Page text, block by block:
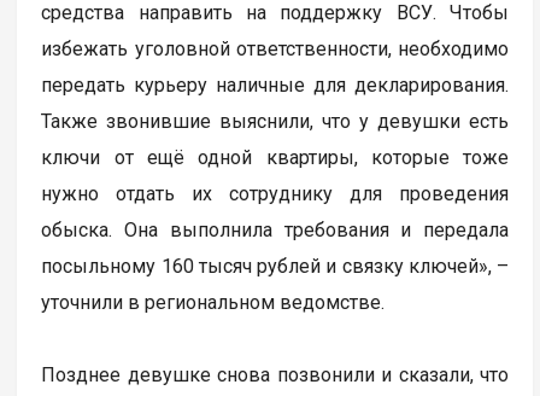
средства направить на поддержку ВСУ. Чтобы
избежать уголовной ответственности, необходимо
передать курьеру наличные для декларирования.
Также звонившие выяснили, что у девушки есть
ключи от ещё одной квартиры, которые тоже
нужно отдать их сотруднику для проведения
обыска. Она выполнила требования и передала
посыльному 160 тысяч рублей и связку ключей», –
уточнили в региональном ведомстве.
Позднее девушке снова позвонили и сказали, что